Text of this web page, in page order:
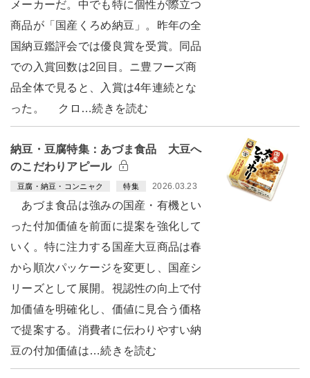
メーカーだ。中でも特に個性が際立つ
商品が「国産くろめ納豆」。昨年の全
国納豆鑑評会では優良賞を受賞。同品
での入賞回数は2回目。ニ豊フーズ商
品全体で見ると、入賞は4年連続とな
った。 クロ…続きを読む
納豆・豆腐特集：あづま食品 大豆へ
のこだわりアピール
豆腐・納豆・コンニャク 特集 2026.03.23
あづま食品は強みの国産・有機とい
った付加価値を前面に提案を強化して
いく。特に注力する国産大豆商品は春
から順次パッケージを変更し、国産シ
リーズとして展開。視認性の向上で付
加価値を明確化し、価値に見合う価格
で提案する。消費者に伝わりやすい納
豆の付加価値は…続きを読む